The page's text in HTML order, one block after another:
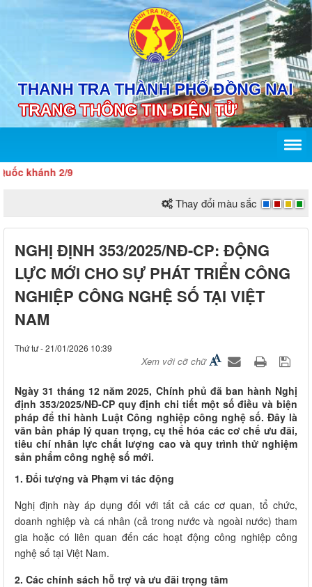
khánh 2/9
Thay đổi màu sắc
NGHỊ ĐỊNH 353/2025/NĐ-CP: ĐỘNG
LỰC MỚI CHO SỰ PHÁT TRIỂN CÔNG
NGHIỆP CÔNG NGHỆ SỐ TẠI VIỆT
NAM
Thứ tư - 21/01/2026 10:39
Xem với cỡ chữ
Ngày 31 tháng 12 năm 2025, Chính phủ đã ban hành Nghị
định 353/2025/NĐ-CP quy định chi tiết một số điều và biện
pháp để thi hành Luật Công nghiệp công nghệ số. Đây là
văn bản pháp lý quan trọng, cụ thể hóa các cơ chế ưu đãi,
tiêu chí nhân lực chất lượng cao và quy trình thử nghiệm
sản phẩm công nghệ số mới.
1. Đối tượng và Phạm vi tác động
Nghị định này áp dụng đối với tất cả các cơ quan, tổ chức,
doanh nghiệp và cá nhân (cả trong nước và ngoài nước) tham
gia hoặc có liên quan đến các hoạt động công nghiệp công
nghệ số tại Việt Nam.
2. Các chính sách hỗ trợ và ưu đãi trọng tâm